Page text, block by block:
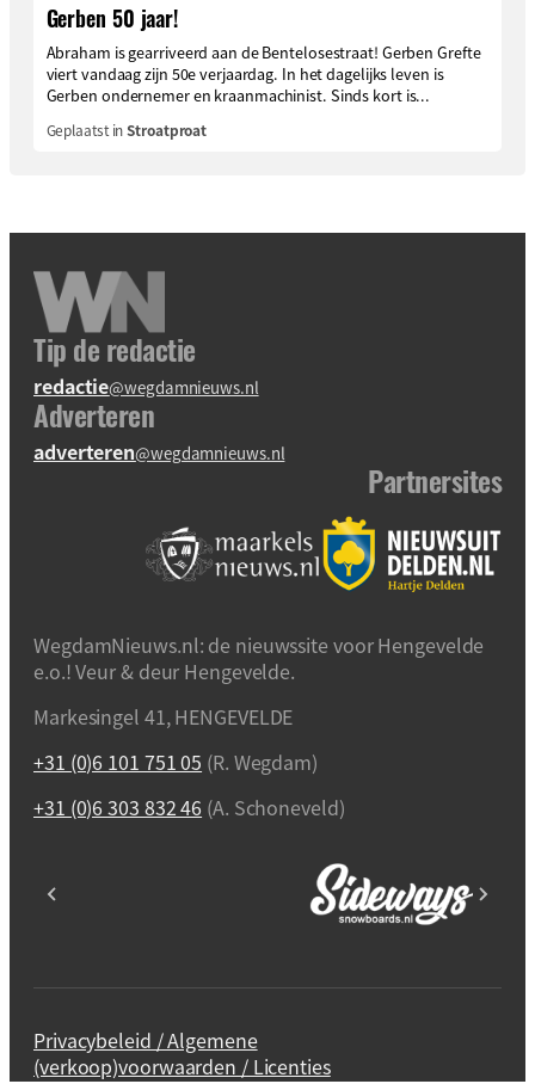
Gerben 50 jaar!
Abraham is gearriveerd aan de Bentelosestraat! Gerben Grefte
viert vandaag zijn 50e verjaardag. In het dagelijks leven is
Gerben ondernemer en kraanmachinist. Sinds kort is...
Geplaatst inStroatproat
Tip de redactie
redactie@wegdamnieuws.nl
Adverteren
adverteren@wegdamnieuws.nl
Partnersites
WegdamNieuws.nl: de nieuwssite voor Hengevelde
e.o.! Veur & deur Hengevelde.
Markesingel 41, HENGEVELDE
+31 (0)6 101 751 05 (R. Wegdam)
+31 (0)6 303 832 46 (A. Schoneveld)
Privacybeleid / Algemene
(verkoop)voorwaarden / Licenties